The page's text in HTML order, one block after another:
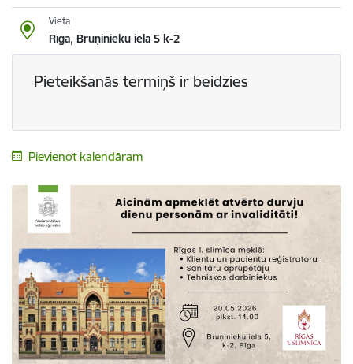
Vieta
Rīga, Bruņinieku iela 5 k-2
Pieteikšanās termiņš ir beidzies
Pievienot kalendāram